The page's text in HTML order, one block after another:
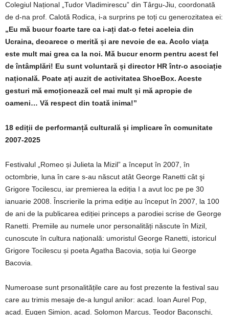
Colegiul Național „Tudor Vladimirescu” din Târgu-Jiu, coordonată
de d-na prof. Calotă Rodica, i-a surprins pe toți cu generozitatea ei:
„Eu mă bucur foarte tare ca i-ați dat-o fetei aceleia din
Ucraina, deoarece o merită și are nevoie de ea. Acolo viața
este mult mai grea ca la noi. Mă bucur enorm pentru acest fel
de întâmplări! Eu sunt voluntară și director HR într-o asociație
națională. Poate ați auzit de activitatea ShoeBox. Aceste
gesturi mă emoționează cel mai mult și mă apropie de
oameni… Vă respect din toată inima!”
18 ediții de performanță culturală și implicare în comunitate
2007-2025
Festivalul „Romeo și Julieta la Mizil” a început în 2007, în
octombrie, luna în care s-au născut atât George Ranetti cât şi
Grigore Tocilescu, iar premierea la ediția I a avut loc pe pe 30
ianuarie 2008. Înscrierile la prima ediție au început în 2007, la 100
de ani de la publicarea ediției princeps a parodiei scrise de George
Ranetti. Premiile au numele unor personalități născute în Mizil,
cunoscute în cultura națională: umoristul George Ranetti, istoricul
Grigore Tocilescu și poeta Agatha Bacovia, soția lui George
Bacovia.
Numeroase sunt prsonalitățile care au fost prezente la festival sau
care au trimis mesaje de-a lungul anilor: acad. Ioan Aurel Pop,
acad. Eugen Simion, acad. Solomon Marcus, Teodor Baconschi,